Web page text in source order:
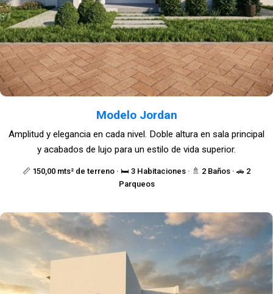
Modelo Jordan
📏 150,00 mts² de terreno · 🛏️ 3 Habitaciones · 🚿 2 Baños · 🚗 2
Parqueos
Amplitud y elegancia en cada nivel. Doble altura en sala principal
y acabados de lujo para un estilo de vida superior.